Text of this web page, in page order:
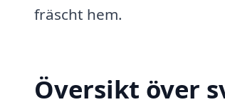
fräscht hem.
Översikt över